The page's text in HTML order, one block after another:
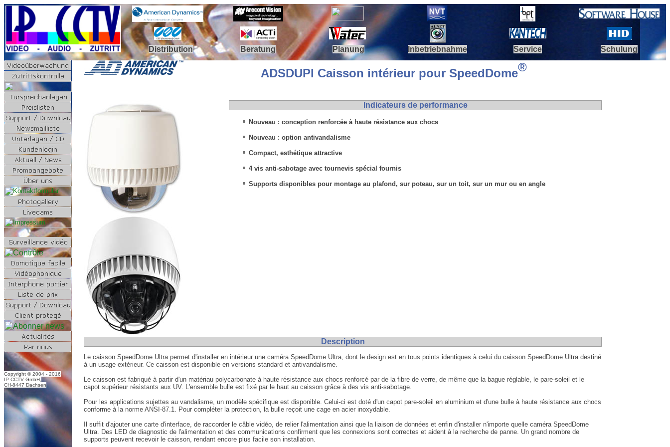
Distribution Beratung Planung Inbetriebnahme Service Schulung
Copyright © 2004 - 2016
IP CCTV GmbH,
CH-8447 Dachsen
ADSDUPI Caisson intérieur pour SpeedDome®
Indicateurs de performance
Nouveau : conception renforcée à haute résistance aux chocs
Nouveau : option antivandalisme
Compact, esthétique attractive
4 vis anti-sabotage avec tournevis spécial fournis
Supports disponibles pour montage au plafond, sur poteau, sur un toit, sur un mur ou en angle
Description
Le caisson SpeedDome Ultra permet d'installer en intérieur une caméra SpeedDome Ultra, dont le design est en tous points identiques à celui du caisson SpeedDome Ultra destiné
à un usage extérieur. Ce caisson est disponible en versions standard et antivandalisme.
Le caisson est fabriqué à partir d'un matériau polycarbonate à haute résistance aux chocs renforcé par de la fibre de verre, de même que la bague réglable, le pare-soleil et le
capot supérieur résistants aux UV. L'ensemble bulle est fixé par le haut au caisson grâce à des vis anti-sabotage.
Pour les applications sujettes au vandalisme, un modèle spécifique est disponible. Celui-ci est doté d'un capot pare-soleil en aluminium et d'une bulle à haute résistance aux chocs
conforme à la norme ANSI-87.1. Pour compléter la protection, la bulle reçoit une cage en acier inoxydable.
Il suffit d'ajouter une carte d'interface, de raccorder le câble vidéo, de relier l'alimentation ainsi que la liaison de données et enfin d'installer n'importe quelle caméra SpeedDome
Ultra. Des LED de diagnostic de l'alimentation et des communications confirment que les connexions sont correctes et aident à la recherche de panne. Un grand nombre de
supports peuvent recevoir le caisson, rendant encore plus facile son installation.